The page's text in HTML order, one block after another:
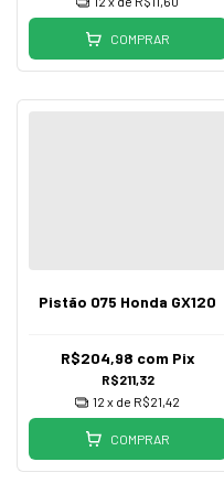
COMPRAR
Pistão 075 Honda GX120
R$211,32
R$204,98 com Pix
12 x de R$21,42
COMPRAR